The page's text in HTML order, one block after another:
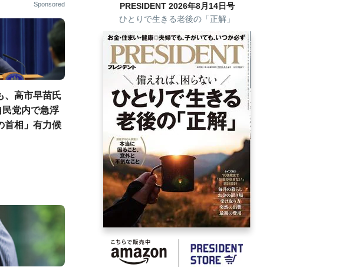
Sponsored
、高市早苗氏
党内で急浮
首相」有力候
PRESIDENT 2026年8月14日号
ひとりで生きる老後の「正解」